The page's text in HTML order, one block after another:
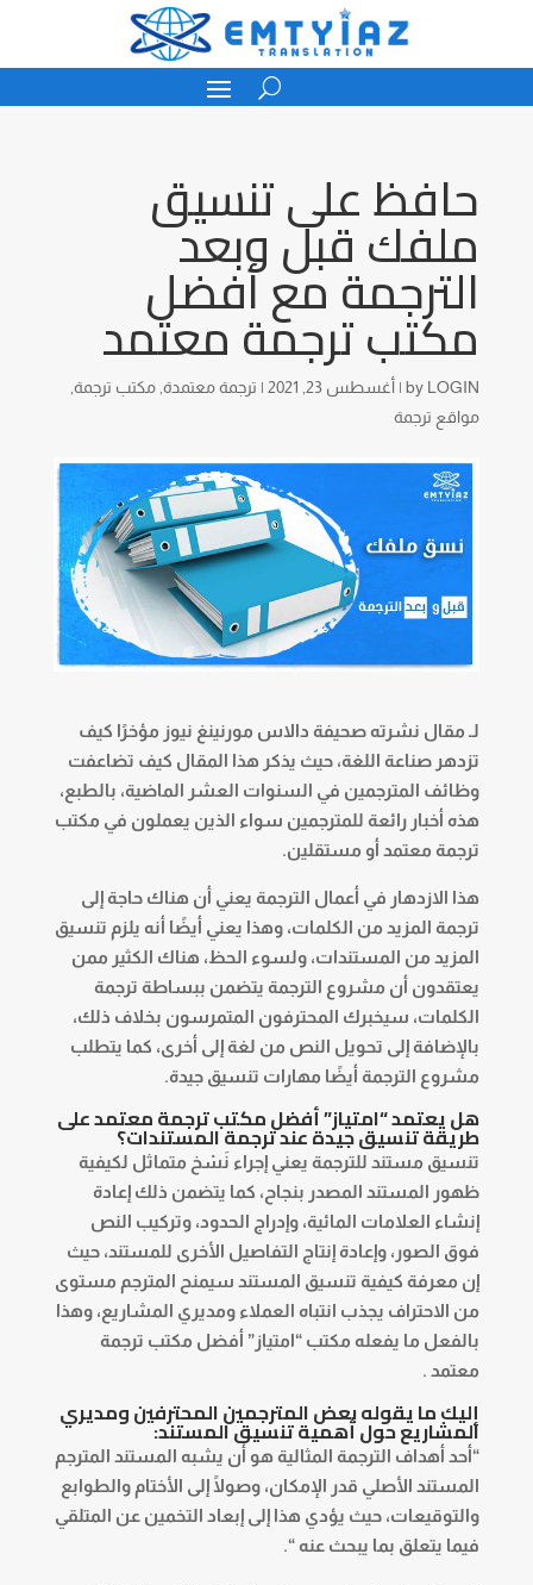
حافظ على تنسيق
ملفك قبل وبعد
الترجمة مع أفضل
مكتب ترجمة معتمد
by LOGIN
| أغسطس 23, 2021 | ترجمة معتمدة, مكتب ترجمة,
مواقع ترجمة
لـ مقال نشرته صحيفة دالاس مورنينغ نيوز مؤخرًا كيف
تزدهر صناعة اللغة، حيث يذكر هذا المقال كيف تضاعفت
وظائف المترجمين في السنوات العشر الماضية، بالطبع،
هذه أخبار رائعة للمترجمين سواء الذين يعملون في مكتب
ترجمة معتمد أو مستقلين.
هذا الازدهار في أعمال الترجمة يعني أن هناك حاجة إلى
ترجمة المزيد من الكلمات، وهذا يعني أيضًا أنه يلزم تنسيق
المزيد من المستندات، ولسوء الحظ، هناك الكثير ممن
يعتقدون أن مشروع الترجمة يتضمن ببساطة ترجمة
الكلمات، سيخبرك المحترفون المتمرسون بخلاف ذلك،
بالإضافة إلى تحويل النص من لغة إلى أخرى، كما يتطلب
مشروع الترجمة أيضًا مهارات تنسيق جيدة.
هل يعتمد “امتياز” أفضل مكتب ترجمة معتمد على
طريقة تنسيق جيدة عند ترجمة المستندات؟
تنسيق مستند للترجمة يعني إجراء نَسْخ متماثل لكيفية
ظهور المستند المصدر بنجاح، كما يتضمن ذلك إعادة
إنشاء العلامات المائية، وإدراج الحدود، وتركيب النص
فوق الصور، وإعادة إنتاج التفاصيل الأخرى للمستند، حيث
إن معرفة كيفية تنسيق المستند سيمنح المترجم مستوى
من الاحتراف يجذب انتباه العملاء ومديري المشاريع، وهذا
بالفعل ما يفعله مكتب “امتياز” أفضل مكتب ترجمة
معتمد .
إليك ما يقوله بعض المترجمين المحترفين ومديري
المشاريع حول أهمية تنسيق المستند:
“أحد أهداف الترجمة المثالية هو أن يشبه المستند المترجم
المستند الأصلي قدر الإمكان، وصولًا إلى الأختام والطوابع
والتوقيعات، حيث يؤدي هذا إلى إبعاد التخمين عن المتلقي
فيما يتعلق بما يبحث عنه “.